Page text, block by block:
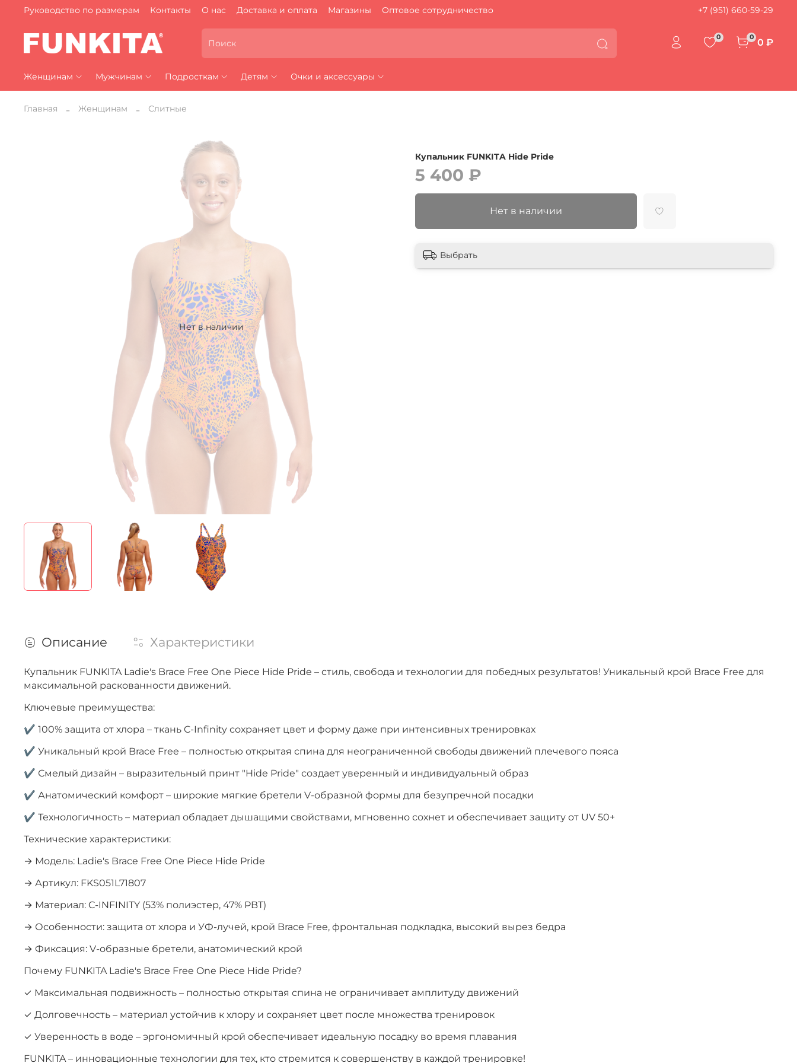
Руководство по размерам Контакты О нас Доставка и оплата Магазины Оптовое сотрудничество +7 (951) 660-59-29
0 0 0 ₽
Женщинам Мужчинам Подросткам Детям Очки и аксессуары
Главная Женщинам Слитные
Нет в наличии
Купальник FUNKITA Hide Pride
5 400 ₽
Нет в наличии
Выбрать
Описание Характеристики
Купальник FUNKITA Ladie's Brace Free One Piece Hide Pride – стиль, свобода и технологии для победных результатов! Уникальный крой Brace Free для
максимальной раскованности движений.
Ключевые преимущества:
✔ 100% защита от хлора – ткань C-Infinity сохраняет цвет и форму даже при интенсивных тренировках
✔ Уникальный крой Brace Free – полностью открытая спина для неограниченной свободы движений плечевого пояса
✔ Смелый дизайн – выразительный принт "Hide Pride" создает уверенный и индивидуальный образ
✔ Анатомический комфорт – широкие мягкие бретели V-образной формы для безупречной посадки
✔ Технологичность – материал обладает дышащими свойствами, мгновенно сохнет и обеспечивает защиту от UV 50+
Технические характеристики:
→ Модель: Ladie's Brace Free One Piece Hide Pride
→ Артикул: FKS051L71807
→ Материал: C-INFINITY (53% полиэстер, 47% PBT)
→ Особенности: защита от хлора и УФ-лучей, крой Brace Free, фронтальная подкладка, высокий вырез бедра
→ Фиксация: V-образные бретели, анатомический крой
Почему FUNKITA Ladie's Brace Free One Piece Hide Pride?
✓ Максимальная подвижность – полностью открытая спина не ограничивает амплитуду движений
✓ Долговечность – материал устойчив к хлору и сохраняет цвет после множества тренировок
✓ Уверенность в воде – эргономичный крой обеспечивает идеальную посадку во время плавания
FUNKITA – инновационные технологии для тех, кто стремится к совершенству в каждой тренировке!